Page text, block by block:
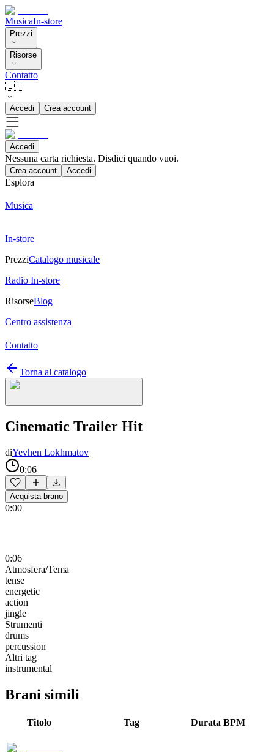
MusicaIn-store
Prezzi
Risorse
Contatto
🇮🇹
Accedi Crea account
Accedi
Nessuna carta richiesta. Disdici quando vuoi.
Crea account Accedi
Esplora
Musica
In-store
PrezziCatalogo musicale
Radio In-store
RisorseBlog
Centro assistenza
Contatto
Torna al catalogo
Cinematic Trailer Hit
diYevhen Lokhmatov
0:06
Acquista brano
0:00
0:06
Atmosfera/Tema
tense
energetic
action
jingle
Strumenti
drums
percussion
Altri tag
instrumental
Brani simili
Titolo Tag Durata BPM